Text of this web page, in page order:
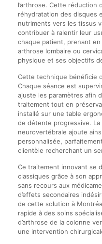
l’arthrose. Cette réduction
réhydratation des disques
nutriments vers les tissus
contribuer à ralentir leur
chaque patient, prenant
arthrose lombaire ou
physique et ses objectifs
Cette technique bénéficie
Chaque séance est
ajuste les paramètres afin
traitement tout en
installé sur une table
de détente progressive. La
neurovertébrale ajoute
personnalisée,
clientèle recherchant un
Ce traitement innovant se
classiques grâce à son
sans recours aux
d’effets secondaires
de cette solution à
rapide à des soins
d’arthrose de la colonne
une intervention